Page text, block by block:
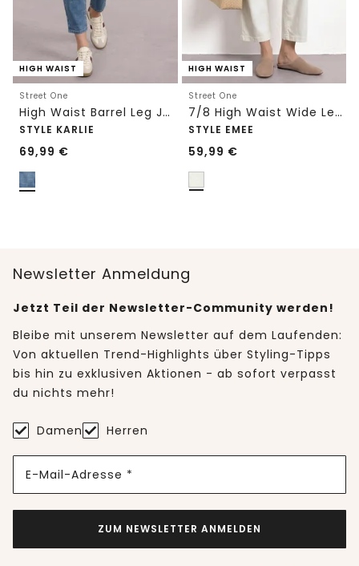
HIGH WAIST
Street One
High Waist Barrel Leg Jeans im Loose Fit
STYLE KARLIE
69,99 €
HIGH WAIST
Street One
7/8 High Waist Wide Leg Jeans im Loose Fit
STYLE EMEE
59,99 €
Newsletter Anmeldung
Jetzt Teil der Newsletter-Community werden!
Bleibe mit unserem Newsletter auf dem Laufenden:
Von aktuellen Trend-Highlights über Styling-Tipps
bis hin zu exklusiven Aktionen - ab sofort verpasst
du nichts mehr!
Damen Herren
E-Mail-Adresse *
ZUM NEWSLETTER ANMELDEN